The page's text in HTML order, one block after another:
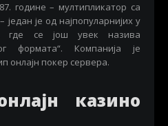
године – мултипликатор са
је од најпопуларнијих у
где се још увек назива
формата“. Компанија је
онлајн покер сервера.
казино